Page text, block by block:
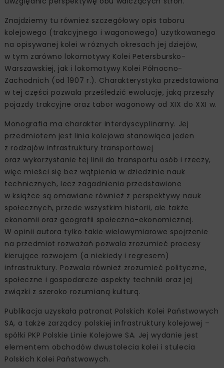
Znajdziemy tu również szczegółowy opis taboru
kolejowego (trakcyjnego i wagonowego) użytkowanego
na opisywanej kolei w różnych okresach jej dziejów,
w tym zarówno lokomotywy Kolei Petersbursko-
Warszawskiej, jak i lokomotywy Kolei Północno-
Zachodnich (od 1907 r.). Charakterystyka przedstawiona
w tej części pozwala prześledzić ewolucję, jaką przeszły
pojazdy trakcyjne oraz tabor wagonowy od XIX do XXI w.
Monografia ma charakter interdyscyplinarny. Jej
przedmiotem jest linia kolejowa stanowiąca jeden
z rodzajów infrastruktury transportowej
oraz wykorzystanie tej linii do transportu osób i rzeczy,
więc mieści się bez wątpienia w dziedzinie nauk
technicznych, lecz zagadnienia przedstawione
w książce są omawiane również z perspektywy nauk
społecznych, przede wszystkim historii, ale także
ekonomii oraz geografii społeczno-ekonomicznej.
W opinii autora tylko takie wielowymiarowe spojrzenie
na przedmiot rozważań pozwala zrozumieć procesy
kierujące rozwojem (a niekiedy i regresem)
infrastruktury. Pozwala również zrozumieć polityczne,
społeczne i gospodarcze aspekty techniki oraz jej
związki z szeroko rozumianą kulturą.
Publikacja uzyskała patronat Polskich Kolei Państwowych
SA, a także zarządcy polskiej infrastruktury kolejowej –
spółki PKP Polskie Linie Kolejowe SA. Jej wydanie jest
elementem obchodów dwustolecia kolei i stulecia
Polskich Kolei Państwowych.